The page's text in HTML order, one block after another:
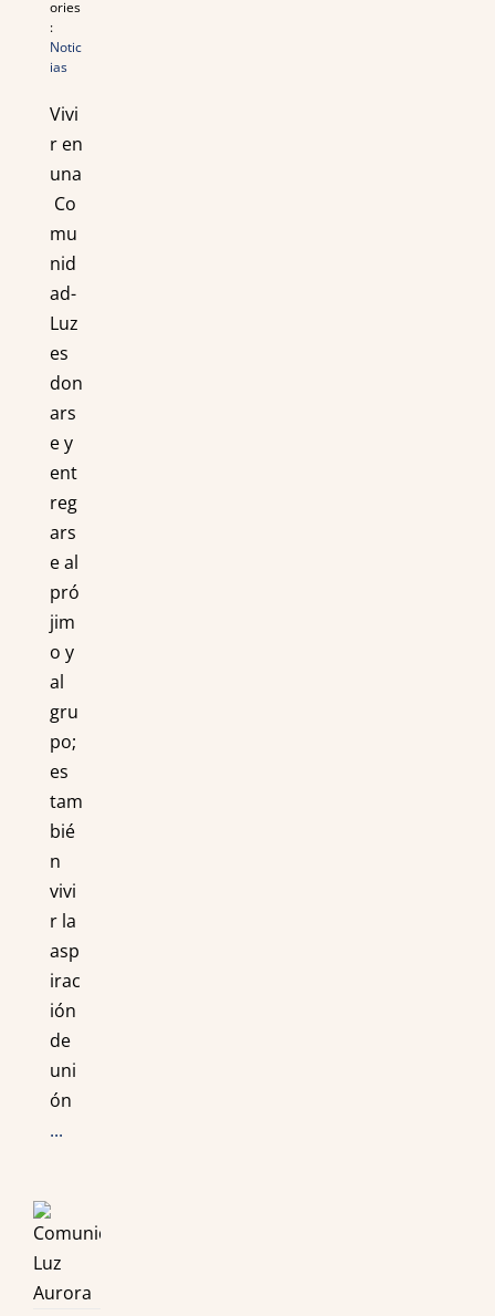
ories
:
Notic
ias
Vivi
r en
una
Co
mu
nid
ad-
Luz
es
don
ars
e y
ent
reg
ars
e al
pró
jim
o y
al
gru
po;
es
tam
bié
n
vivi
r la
asp
irac
ión
de
uni
ón
...